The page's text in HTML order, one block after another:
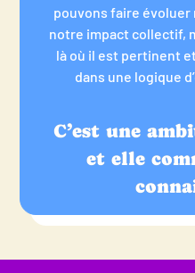
pouvons faire
notre impact collectif,
là où il est pertinent
dans une logique
C’est une
et elle